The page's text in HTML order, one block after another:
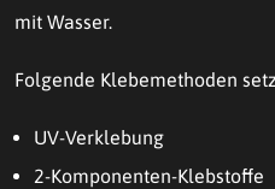
mit Wasser.
Folgende Klebemethoden
UV-Verklebung
2-Komponenten-Klebstoffe